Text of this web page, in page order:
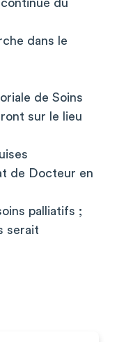
du
dans le
de Soins
sur le lieu
de Docteur en
palliatifs ;
serait